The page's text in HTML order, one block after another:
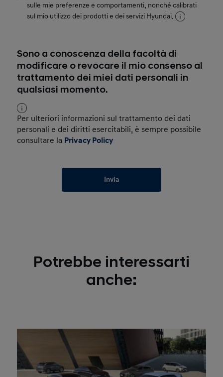
sulle mie preferenze e comportamenti, nonché calibrati
sul mio utilizzo dei prodotti e dei servizi Hyundai.
Sono a conoscenza della facoltà di
modificare o revocare il mio consenso al
trattamento dei miei dati personali in
qualsiasi momento.
Per ulteriori informazioni sul trattamento dei dati
personali e dei diritti esercitabili, è sempre possibile
consultare la Privacy Policy
Invia
Potrebbe interessarti
anche: